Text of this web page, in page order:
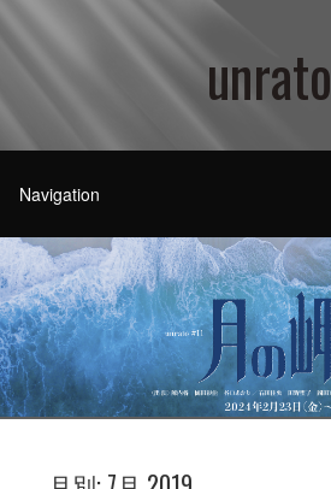
unrato